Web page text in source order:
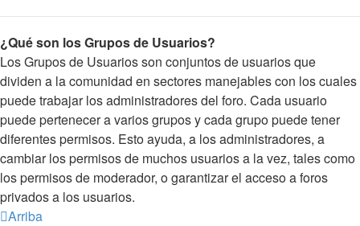
¿Qué son los Grupos de Usuarios?
Los Grupos de Usuarios son conjuntos de usuarios que
dividen a la comunidad en sectores manejables con los cuales
puede trabajar los administradores del foro. Cada usuario
puede pertenecer a varios grupos y cada grupo puede tener
diferentes permisos. Esto ayuda, a los administradores, a
cambiar los permisos de muchos usuarios a la vez, tales como
los permisos de moderador, o garantizar el acceso a foros
privados a los usuarios.
Arriba